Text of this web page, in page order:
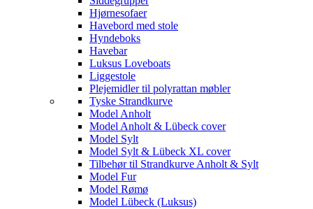
Hjørnesofaer
Havebord med stole
Hyndeboks
Havebar
Luksus Loveboats
Liggestole
Plejemidler til polyrattan møbler
Tyske Strandkurve
Model Anholt
Model Anholt & Lübeck cover
Model Sylt
Model Sylt & Lübeck XL cover
Tilbehør til Strandkurve Anholt & Sylt
Model Fur
Model Rømø
Model Lübeck (Luksus)